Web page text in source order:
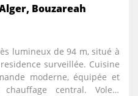
Appartement F3 Alger, Bouzareah
lumineux de 94 m, situé à
surveillée. Cuisine
moderne, équipée et
central. Volets